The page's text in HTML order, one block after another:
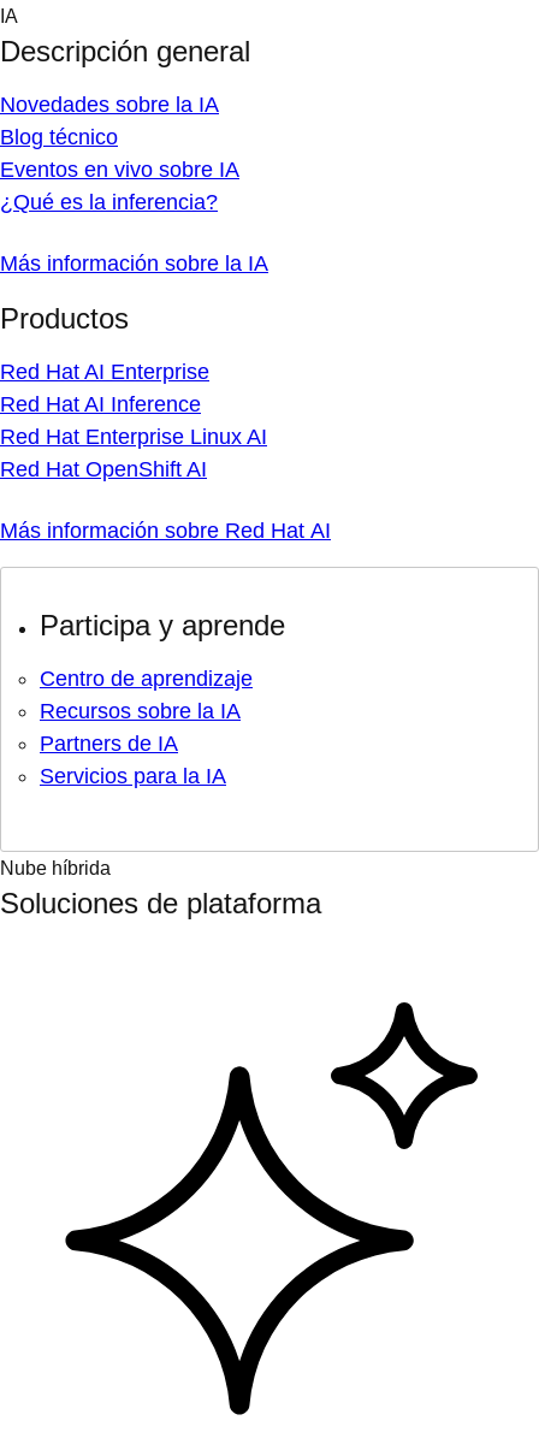
Skip
content
IA
Descripción general
Novedades sobre la IA
Blog técnico
Eventos en vivo sobre IA
¿Qué es la inferencia?
Más información sobre la IA
Productos
Red Hat AI Enterprise
Red Hat AI Inference
Red Hat Enterprise Linux AI
Red Hat OpenShift AI
Más información sobre Red Hat AI
Participa y aprende
Centro de aprendizaje
Recursos sobre la IA
Partners de IA
Servicios para la IA
Nube híbrida
Soluciones de plataforma